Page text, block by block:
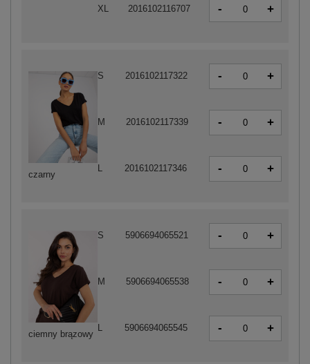
XL 2016102116707 - +
czarny
S 2016102117322 - +
M 2016102117339 - +
L 2016102117346 - +
ciemny brązowy
S 5906694065521 - +
M 5906694065538 - +
L 5906694065545 - +